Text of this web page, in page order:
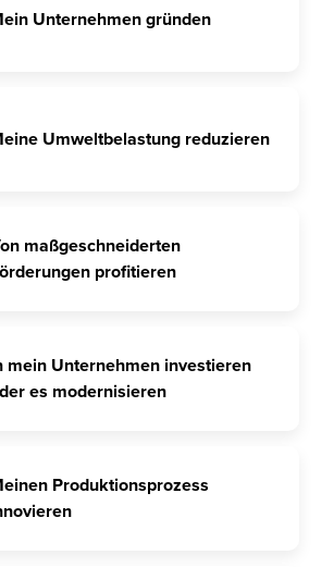
Unternehmen gründen
Umweltbelastung reduzieren
maßgeschneiderten
profitieren
mein Unternehmen investieren
es modernisieren
Produktionsprozess